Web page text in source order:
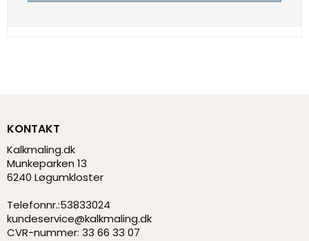
KONTAKT
Kalkmaling.dk
Munkeparken 13
6240 Løgumkloster
Telefonnr.:53833024
kundeservice@kalkmaling.dk
CVR-nummer: 33 66 33 07